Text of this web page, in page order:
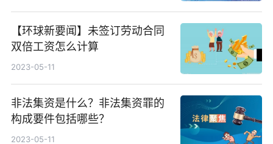
【环球新要闻】未签订劳动合同
双倍工资怎么计算
2023-05-11
非法集资是什么？非法集资罪的
构成要件包括哪些？
2023-05-11